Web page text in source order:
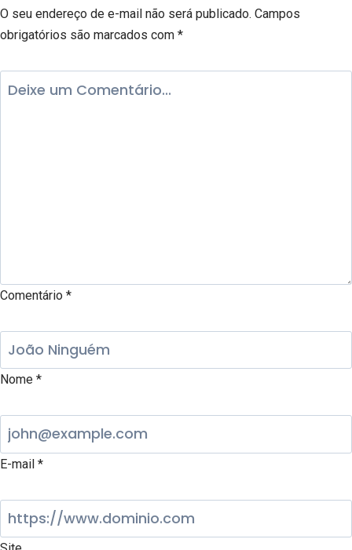
O seu endereço de e-mail não será publicado. Campos
obrigatórios são marcados com *
Comentário *
Nome *
E-mail *